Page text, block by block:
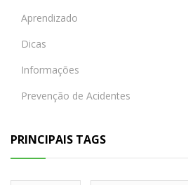
Aprendizado
Dicas
Informações
Prevenção de Acidentes
PRINCIPAIS TAGS